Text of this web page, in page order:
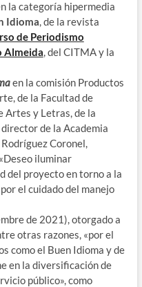
la categoría hipermedia
Idioma, de la revista
de Periodismo
Almeida, del CITMA y la
en la comisión Productos
de la Facultad de
Artes y Letras, de la
de la Academia
Coronel,
iluminar
del proyecto en torno a la
el cuidado del manejo
de 2021), otorgado a
otras razones, «por el
como el Buen Idioma y de
en la diversificación de
público», como